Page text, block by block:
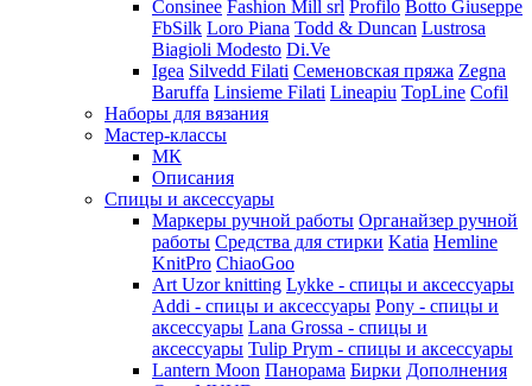
Consinee Fashion Mill srl Profilo Botto Giuseppe
FbSilk Loro Piana Todd & Duncan Lustrosa
Biagioli Modesto Di.Ve
Igea Silvedd Filati Семеновская пряжа Zegna
Baruffa Linsieme Filati Lineapiu TopLine Cofil
Наборы для вязания
Мастер-классы
МК
Описания
Спицы и аксессуары
Маркеры ручной работы Органайзер ручной
работы Средства для стирки Katia Hemline
KnitPro ChiaoGoo
Art Uzor knitting Lykke - спицы и аксессуары
Addi - спицы и аксессуары Pony - спицы и
аксессуары Lana Grossa - спицы и
аксессуары Tulip Prym - спицы и аксессуары
Lantern Moon Панорама Бирки Дополнения